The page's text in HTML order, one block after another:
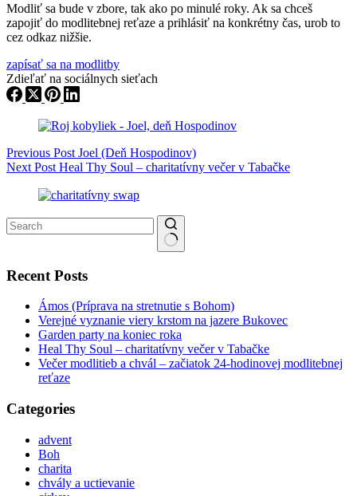
Modliť sa bude v zbore, tak ako po minulé roky. Ak sa chceš
zapojiť do modlitebnej reťaze a prihlásiť na konkrétny čas, urob to
cez odkaz nižšie.
zapísať sa na modlitby
Zdieľať na sociálnych sieťach
Previous Post Joel (Deň Hospodinov)
Next Post Heal Thy Soul – charitatívny večer v Tabačke
Recent Posts
Ámos (Príprava na stretnutie s Bohom)
Verejné vyznanie viery krstom na jazere Bukovec
Garden party na koniec roka
Heal Thy Soul – charitatívny večer v Tabačke
Večer modlitieb a chvál – začiatok 24-hodinovej modlitebnej
reťaze
Categories
advent
Boh
charita
chvály a uctievanie